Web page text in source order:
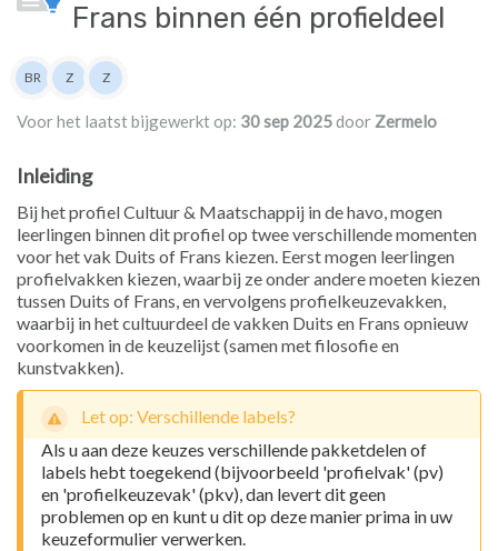
Frans binnen één profieldeel
Lijst van auteurs
BR Z Z
Voor het laatst bijgewerkt op: 30 sep 2025door Zermelo
Inleiding
Bij het profiel Cultuur & Maatschappij in de havo, mogen
leerlingen binnen dit profiel op twee verschillende momenten
voor het vak Duits of Frans kiezen. Eerst mogen leerlingen
profielvakken kiezen, waarbij ze onder andere moeten kiezen
tussen Duits of Frans, en vervolgens profielkeuzevakken,
waarbij in het cultuurdeel de vakken Duits en Frans opnieuw
voorkomen in de keuzelijst (samen met filosofie en
kunstvakken).
Let op: Verschillende labels?
Als u aan deze keuzes verschillende pakketdelen of
labels hebt toegekend (bijvoorbeeld 'profielvak' (pv)
en 'profielkeuzevak' (pkv), dan levert dit geen
problemen op en kunt u dit op deze manier prima in uw
keuzeformulier verwerken.